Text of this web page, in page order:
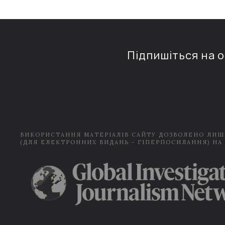
Підпишіться на
ВИКОРИСТАННЯ МАТЕРІАЛІВ САЙТУ ДОЗВОЛЕНО
(ДЛЯ ЕЛЕКТРОННИХ ВИДАНЬ - ГІПЕРПОСИЛАННЯ) НА